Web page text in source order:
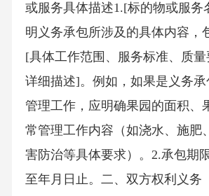
或服务具体描述1.[标的物或服务
明义务承包所涉及的具体内容，
[具体工作范围、服务标准、质
详细描述]。例如，如果是义务
管理工作，应明确果园的面积、
常管理工作内容（如浇水、施肥
害防治等具体要求）。2.承包期
至年月日止。二、双方权利义务